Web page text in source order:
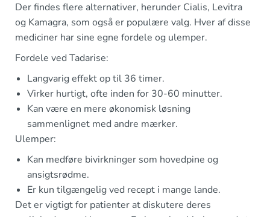
Der findes flere alternativer, herunder Cialis, Levitra
og Kamagra, som også er populære valg. Hver af disse
mediciner har sine egne fordele og ulemper.
Fordele ved Tadarise:
Langvarig effekt op til 36 timer.
Virker hurtigt, ofte inden for 30-60 minutter.
Kan være en mere økonomisk løsning
sammenlignet med andre mærker.
Ulemper:
Kan medføre bivirkninger som hovedpine og
ansigtsrødme.
Er kun tilgængelig ved recept i mange lande.
Det er vigtigt for patienter at diskutere deres